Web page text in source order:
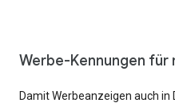
Werbe-Kennungen für
Damit Werbeanzeigen auch in